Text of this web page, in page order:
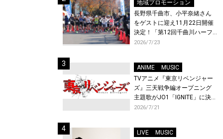
地域プロモーション
長野県千曲市、小平奈緒さん
をゲストに迎え11月22日開催
決定！「第12回千曲川ハーフ
マラソン」エントリー受付開
2026/7/23
ANIME
MUSIC
TVアニメ『東京リベンジャー
ズ』三天戦争編オープニング
主題歌がJO1「IGNITE」に決
定！メンバー全員から喜びと
先行上映会を開催！
2026/7/21
LIVE
MUSIC